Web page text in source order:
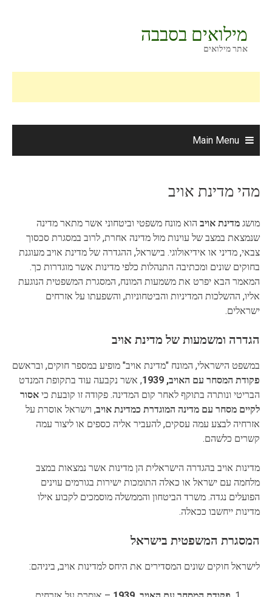
contentמילואים בסבבה
אתר מילואים
Main Menu
מהי מדינת אויב
מושג מדינת אויב הוא מונח משפטי וביטחוני אשר מתאר מדינה
שנמצאת במצב של עוינות מול מדינה אחרת, לרוב במסגרת סכסוך
צבאי, מדיני או אידיאולוגי. בישראל, ההגדרה של מדינת אויב מעוגנת
בחוקים שונים ומכתיבה התנהלות כלפי מדינות אשר מוגדרות כך.
המאמר הבא יפרט את משמעות המונח, המסגרת המשפטית הנוגעת
אליו, ההשלכות המדיניות והביטחוניות, והשפעתו על אזרחים
ישראלים.
הגדרה ומשמעות של מדינת אויב
במשפט הישראלי, המונח "מדינת אויב" מופיע במספר חוקים, ובראשם
פקודת המסחר עם האויב, 1939
, אשר נקבעה עוד בתקופת המנדט
הבריטי ונותרה בתוקף לאחר קום המדינה. פקודה זו קובעת כי אסור
לקיים מסחר עם מדינה המוגדרת כמדינת אויב, וישראל אוסרת על
אזרחיה לבצע עמה עסקים, להעביר אליה כספים או ליצור עמה
קשרים כלשהם.
מדינות אויב בהגדרה הישראלית הן מדינות אשר נמצאות במצב
מלחמה עם ישראל או כאלה התומכות ישירות בגורמים עוינים
הפועלים נגדה. משרד הביטחון והממשלה מוסמכים לקבוע אילו
מדינות ייחשבו ככאלה.
המסגרת המשפטית בישראל
לישראל חוקים שונים המסדירים את היחס למדינות אויב, ביניהם: